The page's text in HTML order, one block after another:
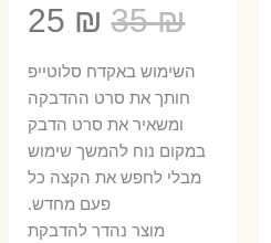
הנוכחי
35₪
המחיר
המקורי
היה:
35 ₪.
25 ₪
₪.
השימוש באקדח סלוטייפ
חותך את סרט ההדבקה
ומשאיר את סרט הדבק
במקום נוח להמשך שימוש
מבלי לחפש את הקצה כל
פעם מחדש.
מוצר נהדר להדבקת